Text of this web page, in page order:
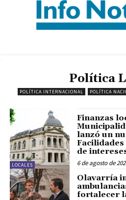
Política
POLÍTICA INTERNACIONAL POLÍTICA
LOCALES
Finanzas
lanzó un
Facilidades
de
6 de agosto de
Olavarría
fortalecer